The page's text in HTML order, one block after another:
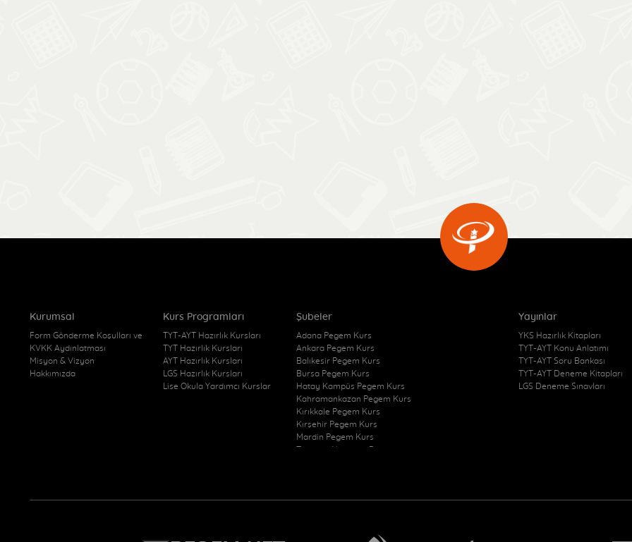
Kurumsal
Form Gönderme Koşulları ve
KVKK Aydınlatması
Misyon & Vizyon
Hakkımızda
Kurs Programları
TYT-AYT Hazırlık Kursları
TYT Hazırlık Kursları
AYT Hazırlık Kursları
LGS Hazırlık Kursları
Lise Okula Yardımcı Kurslar
Şubeler
Adana Pegem Kurs
Ankara Pegem Kurs
Balıkesir Pegem Kurs
Bursa Pegem Kurs
Hatay Kampüs Pegem Kurs
Kahramankazan Pegem Kurs
Kırıkkale Pegem Kurs
Kırşehir Pegem Kurs
Mardin Pegem Kurs
Trabzon Akçaabat Pegem
Yozgat Sorgun Pegem Kurs
Yayınlar
YKS Hazırlık Kitapları
TYT-AYT Konu Anlatımı
TYT-AYT Soru Bankası
TYT-AYT Deneme Kitapları
LGS Deneme Sınavları